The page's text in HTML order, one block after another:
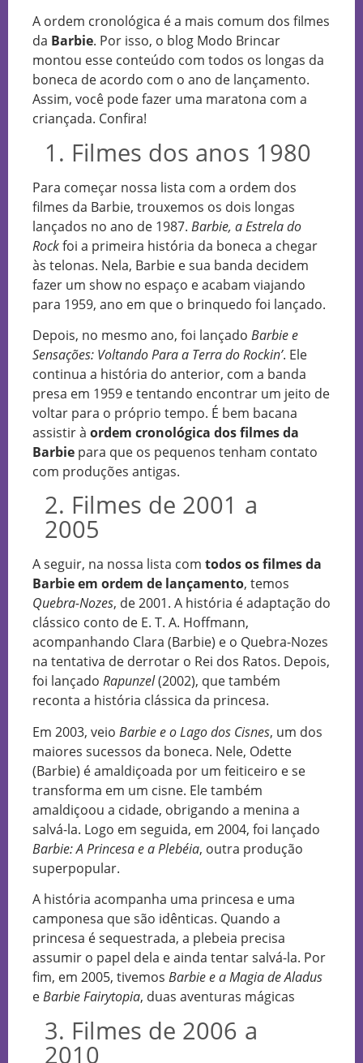
A ordem cronológica é a mais comum dos filmes
da Barbie. Por isso, o blog Modo Brincar
montou esse conteúdo com todos os longas da
boneca de acordo com o ano de lançamento.
Assim, você pode fazer uma maratona com a
criançada. Confira!
1. Filmes dos anos 1980
Para começar nossa lista com a ordem dos
filmes da Barbie, trouxemos os dois longas
lançados no ano de 1987. Barbie, a Estrela do
Rockfoi a primeira história da boneca a chegar
às telonas. Nela, Barbie e sua banda decidem
fazer um show no espaço e acabam viajando
para 1959, ano em que o brinquedo foi lançado.
Depois, no mesmo ano, foi lançado Barbie e
Sensações: Voltando Para a Terra do Rockin’. Ele
continua a história do anterior, com a banda
presa em 1959 e tentando encontrar um jeito de
voltar para o próprio tempo. É bem bacana
assistir à ordem cronológica dos filmes da
Barbie para que os pequenos tenham contato
com produções antigas.
2. Filmes de 2001 a
2005
A seguir, na nossa lista com todos os filmes da
Barbie em ordem de lançamento, temos
Quebra-Nozes, de 2001. A história é adaptação do
clássico conto de E. T. A. Hoffmann,
acompanhando Clara (Barbie) e o Quebra-Nozes
na tentativa de derrotar o Rei dos Ratos. Depois,
foi lançado Rapunzel(2002), que também
reconta a história clássica da princesa.
Em 2003, veio Barbie e o Lago dos Cisnes, um dos
maiores sucessos da boneca. Nele, Odette
(Barbie) é amaldiçoada por um feiticeiro e se
transforma em um cisne. Ele também
amaldiçoou a cidade, obrigando a menina a
salvá-la. Logo em seguida, em 2004, foi lançado
Barbie: A Princesa e a Plebéia, outra produção
superpopular.
A história acompanha uma princesa e uma
camponesa que são idênticas. Quando a
princesa é sequestrada, a plebeia precisa
assumir o papel dela e ainda tentar salvá-la. Por
fim, em 2005, tivemos Barbie e a Magia de Aladus
eBarbie Fairytopia, duas aventuras mágicas
3. Filmes de 2006 a
2010